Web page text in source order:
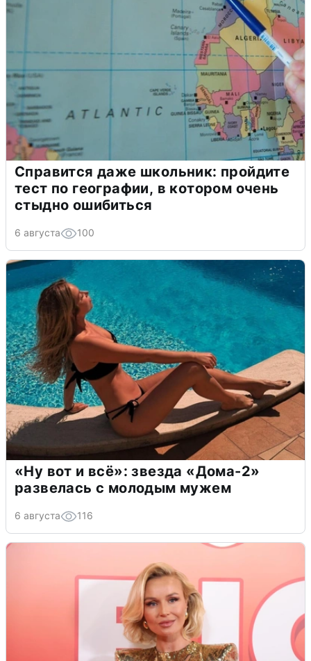
Справится даже школьник: пройдите
тест по географии, в котором очень
стыдно ошибиться
6 августа 100
«Ну вот и всё»: звезда «Дома-2»
развелась с молодым мужем
6 августа 116